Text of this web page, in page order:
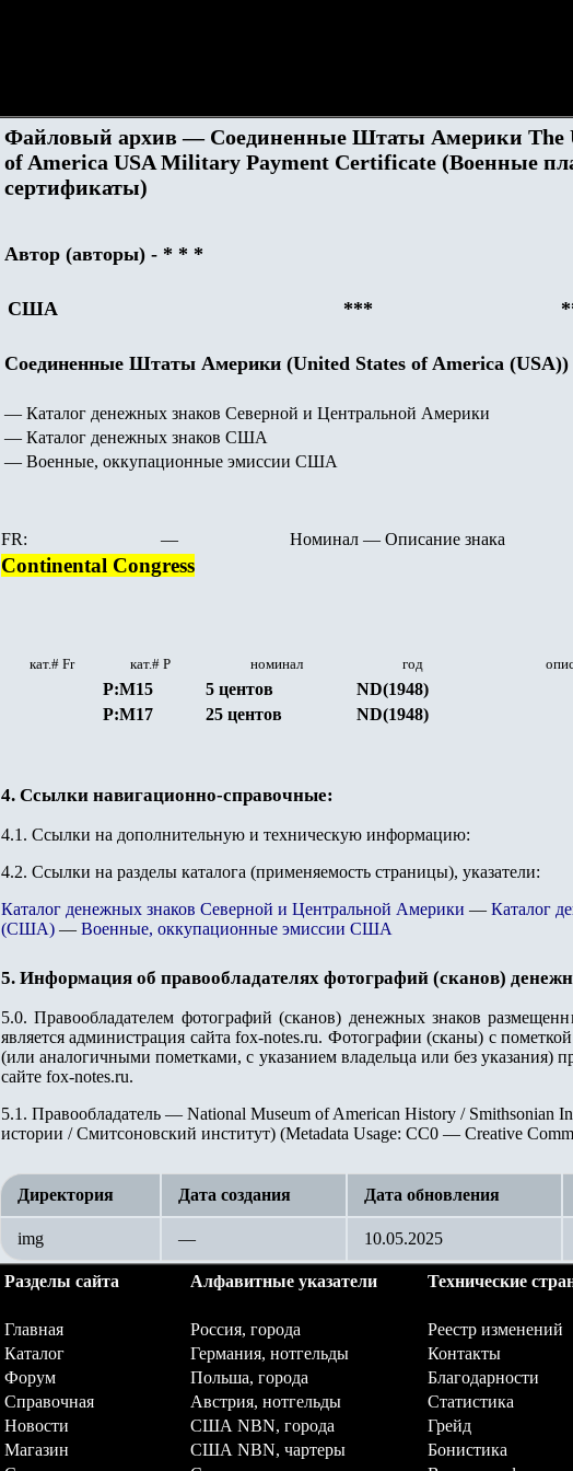
Файловый архив — Соединенные Штаты Америки The
of America USA Military Payment Certificate (Военные
сертификаты)
Автор (авторы) - * * *
США ***
Соединенные Штаты Америки (United States of America (USA))
— Каталог денежных знаков Северной и Центральной Америки
— Каталог денежных знаков США
— Военные, оккупационные эмиссии США
FR: — Номинал — Описание знака
Continental Congress
кат.# Fr кат.# Р номинал год
P:M15 5 центов ND(1948)
P:M17
25 центов ND(1948)
4. Ссылки навигационно-справочные:
4.1. Ссылки на дополнительную и техническую информацию:
4.2. Ссылки на разделы каталога (применяемость страницы), указатели:
Каталог денежных знаков Северной и Центральной Америки — Каталог
(США) — Военные, оккупационные эмиссии США
5. Информация об правообладателях фотографий (сканов)
5.0. Правообладателем фотографий (сканов) денежных знаков
является администрация сайта fox-notes.ru. Фотографии (сканы) с
(или аналогичными пометками, с указанием владельца или без указания)
сайте fox-notes.ru.
5.1. Правообладатель — National Museum of American History / Smithsonian
истории / Смитсоновский институт) (Metadata Usage: CC0 — Creative
Директория
Дата создания Дата обновления
img — 10.05.2025
Разделы сайта Алфавитные указатели Технические
Главная Россия, города
Реестр изменений
Каталог
Германия, нотгельды
Контакты
Форум
Польша, города
Благодарности
Справочная
Австрия, нотгельды
Статистика
Новости
США NBN, города
Грейд
Магазин
США NBN, чартеры
Бонистика